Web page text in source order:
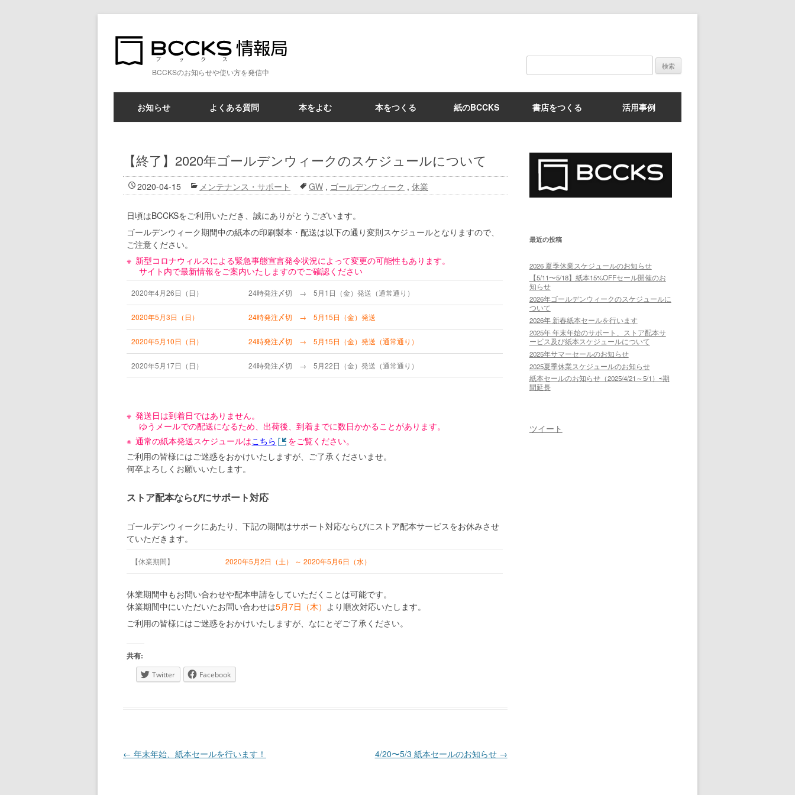
BCCKSのお知らせや使い方を発信中
検
お知らせ よくある質問 本をよむ 本をつくる 紙のBCCKS 書店をつくる 活用事例
【終了】2020年ゴールデンウィークのスケジュールについて
2020-04-15 メンテナンス・サポート GW , ゴールデンウィーク , 休業
日頃はBCCKSをご利用いただき、誠にありがとうございます。
ゴールデンウィーク期間中の紙本の印刷製本・配送は以下の通り変則スケジュールとなりますので、
ご注意ください。
新型コロナウィルスによる緊急事態宣言発令状況によって変更の可能性もあります。
サイト内で最新情報をご案内いたしますのでご確認ください
2020年4月26日（日） 24時発注〆切 → 5月1日（金）発送（通常通り）
2020年5月3日（日） 24時発注〆切 → 5月15日（金）発送
2020年5月10日（日） 24時発注〆切 → 5月15日（金）発送（通常通り）
2020年5月17日（日） 24時発注〆切 → 5月22日（金）発送（通常通り）
発送日は到着日ではありません。
ゆうメールでの配送になるため、出荷後、到着までに数日かかることがあります。
通常の紙本発送スケジュールはこちら
をご覧ください。
ご利用の皆様にはご迷惑をおかけいたしますが、ご了承くださいませ。
何卒よろしくお願いいたします。
ストア配本ならびにサポート対応
ゴールデンウィークにあたり、下記の期間はサポート対応ならびにストア配本サービスをお休みさせ
ていただきます。
【休業期間】 2020年5月2日（土） ～ 2020年5月6日（水）
休業期間中もお問い合わせや配本申請をしていただくことは可能です。
休業期間中にいただいたお問い合わせは5月7日（木） より順次対応いたします。
ご利用の皆様にはご迷惑をおかけいたしますが、なにとぞご了承ください。
共有:
Twitter Facebook
投稿ナビゲーション
← 年末年始、紙本セールを行います！ 4/20〜5/3 紙本セールのお知らせ →
最近の投稿
2026 夏季休業スケジュールのお知らせ
【5/11〜5/18】紙本15%OFFセール開催のお
知らせ
2026年ゴールデンウィークのスケジュールに
ついて
2026年 新春紙本セールを行います
2025年 年末年始のサポート、ストア配本サ
ービス及び紙本スケジュールについて
2025年サマーセールのお知らせ
2025夏季休業スケジュールのお知らせ
紙本セールのお知らせ（2025/4/21～5/1）⇨期
間延長
ツイート